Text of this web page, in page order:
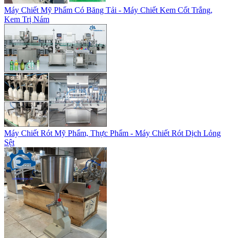
Máy Chiết Mỹ Phẩm Có Băng Tải - Máy Chiết Kem Cốt Trắng,
Kem Trị Nám
Máy Chiết Rót Mỹ Phẩm, Thực Phẩm - Máy Chiết Rót Dịch Lỏng
Sệt